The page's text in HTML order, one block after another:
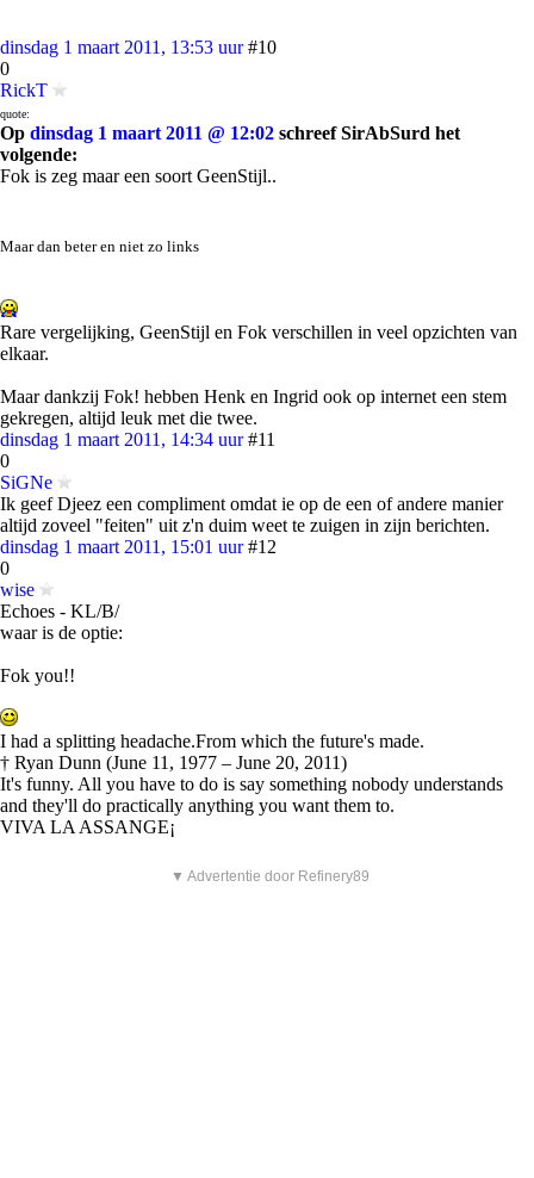
dinsdag 1 maart 2011, 13:53 uur #10
0
RickT
quote:
Op dinsdag 1 maart 2011 @ 12:02 schreef SirAbSurd het
volgende:
Fok is zeg maar een soort GeenStijl..
Maar dan beter en niet zo links
Rare vergelijking, GeenStijl en Fok verschillen in veel opzichten van
elkaar.
Maar dankzij Fok! hebben Henk en Ingrid ook op internet een stem
gekregen, altijd leuk met die twee.
dinsdag 1 maart 2011, 14:34 uur #11
0
SiGNe
Ik geef Djeez een compliment omdat ie op de een of andere manier
altijd zoveel "feiten" uit z'n duim weet te zuigen in zijn berichten.
dinsdag 1 maart 2011, 15:01 uur #12
0
wise
Echoes - KL/B/
waar is de optie:
Fok you!!
I had a splitting headache.From which the future's made.
† Ryan Dunn (June 11, 1977 – June 20, 2011)
It's funny. All you have to do is say something nobody understands
and they'll do practically anything you want them to.
VIVA LA ASSANGE¡
▼ Advertentie door Refinery89